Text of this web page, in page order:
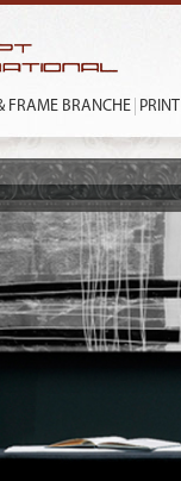
FRAME BRANCHE